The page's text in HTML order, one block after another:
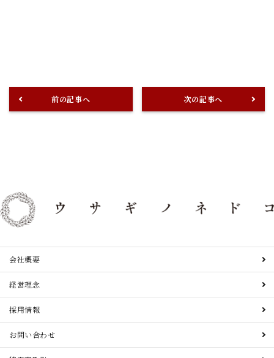
前の記事へ 次の記事へ
会社概要
経営理念
採用情報
お問い合わせ